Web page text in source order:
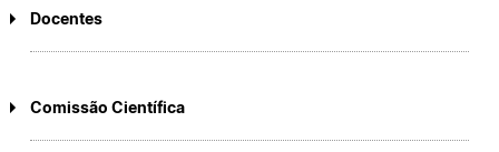
Docentes
Comissão Científica